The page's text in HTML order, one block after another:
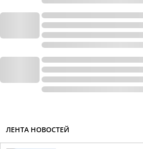
ЛЕНТА НОВОСТЕЙ